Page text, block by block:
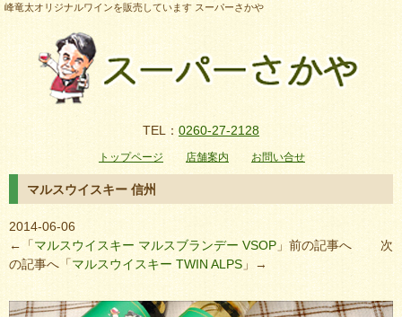
峰竜太オリジナルワインを販売しています スーパーさかや
TEL：0260-27-2128
トップページ 店舗案内 お問い合せ
マルスウイスキー 信州
2014-06-06
←「マルスウイスキー マルスブランデー VSOP」前の記事へ 次
の記事へ「マルスウイスキー TWIN ALPS 」→